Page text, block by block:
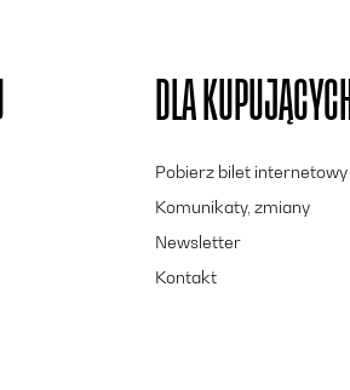
DLA KUPUJĄCYCH
Pobierz bilet internetowy
Komunikaty, zmiany
Newsletter
Kontakt